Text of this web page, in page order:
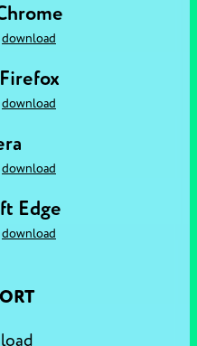
download
download
download
Edge
download